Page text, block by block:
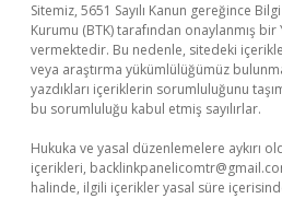
Sitemiz, 5651 Sayılı Kanun gereğince
Kurumu (BTK) tarafından onaylanmış bir
vermektedir. Bu nedenle, sitedeki
veya araştırma yükümlülüğümüz
yazdıkları içeriklerin sorumluluğunu
bu sorumluluğu kabul etmiş sayılırlar.
Hukuka ve yasal düzenlemelere aykırı
içerikleri,
halinde, ilgili içerikler yasal süre